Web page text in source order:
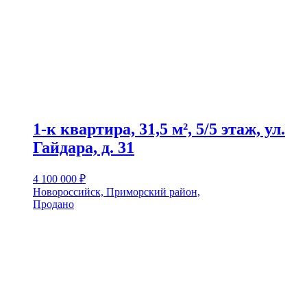
1-к квартира, 31,5 м², 5/5 этаж, ул.
Гайдара, д. 31
4 100 000 ₽
Новороссийск, Приморский район,
Продано